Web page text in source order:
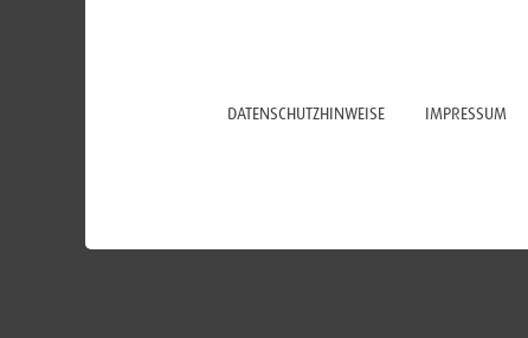
DATENSCHUTZHINWEISE IMPRESSUM